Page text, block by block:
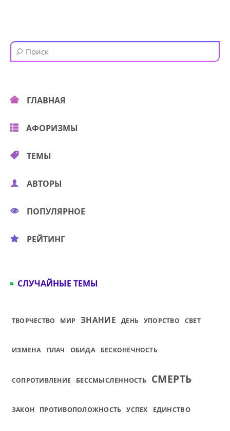
ГЛАВНАЯ
АФОРИЗМЫ
ТЕМЫ
АВТОРЫ
ПОПУЛЯРНОЕ
РЕЙТИНГ
СЛУЧАЙНЫЕ ТЕМЫ
ТВОРЧЕСТВО МИР ЗНАНИЕ ДЕНЬ УПОРСТВО СВЕТ
ИЗМЕНА ПЛАЧ ОБИДА БЕСКОНЕЧНОСТЬ
СОПРОТИВЛЕНИЕ БЕССМЫСЛЕННОСТЬ СМЕРТЬ
ЗАКОН ПРОТИВОПОЛОЖНОСТЬ УСПЕХ ЕДИНСТВО